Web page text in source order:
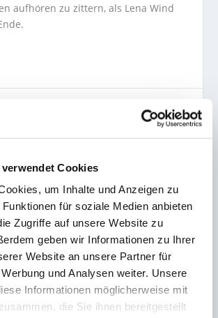
Cookies
um Inhalte und Anzeigen zu
für soziale Medien anbieten
Zugriffe auf unsere Website zu
geben wir Informationen zu Ihrer
Website an unsere Partner für
und Analysen weiter. Unsere
Informationen möglicherweise mit
die Sie ihnen bereitgestellt
aufhören zu zittern, als Lena Wind
U17
NÄCHSTE
Borussen-Stolperer beim
TuS! Solovej knipst das
Licht in Herrensohr aus –
Schuck-Elf gewinnt
POSTS